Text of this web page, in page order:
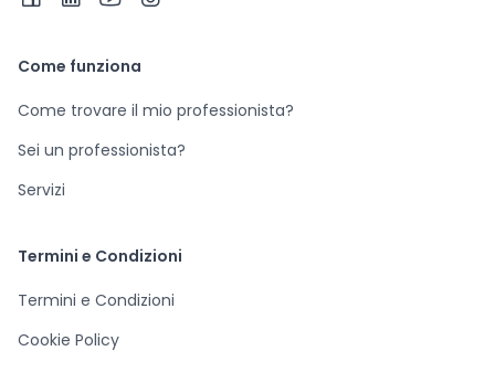
Come funziona
Come trovare il mio professionista?
Sei un professionista?
Servizi
Termini e Condizioni
Termini e Condizioni
Cookie Policy